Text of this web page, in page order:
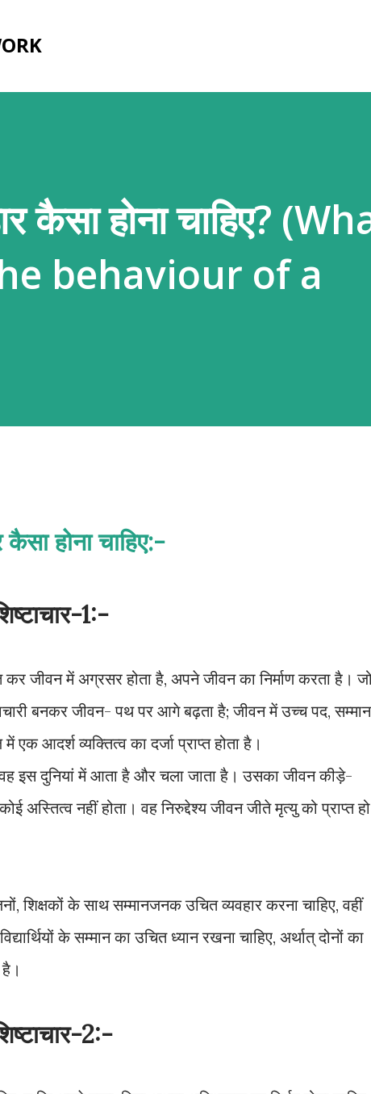
कैसा होना चाहिए?
behaviour of a
कैसा होना चाहिए:-
1:-
कर जीवन में अग्रसर होता है, अपने जीवन का निर्माण करता है।
बनकर जीवन- पथ पर आगे बढ़ता है; जीवन में उच्च पद, सम्मान
आदर्श व्यक्तित्व का दर्जा प्राप्त होता है।
इस दुनियां में आता है और चला जाता है। उसका जीवन कीड़े-
अस्तित्व नहीं होता। वह निरुद्देश्य जीवन जीते मृत्यु को प्राप्त हो
शिक्षकों के साथ सम्मानजनक उचित व्यवहार करना चाहिए, वहीं
के सम्मान का उचित ध्यान रखना चाहिए, अर्थात् दोनों का
2:-